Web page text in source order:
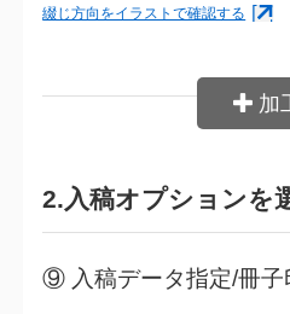
綴じ方向をイラストで確認する
加
2.入稿オプションを
⑨ 入稿データ指定/冊